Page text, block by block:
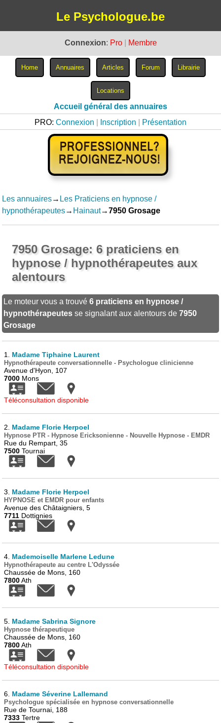
Le Psychologue.be
Connexion: Pro Membre
Accueil général des annuaires
PRO: Connexion Inscription Présentation
Les annuaires→ Les Praticiens en hypnose /
hypnothérapeutes→ Hainaut→7950 Grosage
7950 Grosage: 6 praticiens en
hypnose / hypnothérapeutes aux
alentours
Le moteur vous a trouvé6 praticiens en hypnose /
hypnothérapeutes se signalant aux alentours de7950
Grosage
1. Madame Tiphaine Laurent
Hypnothérapeute conversationnelle - Psychologue clinicienne
Avenue d'Hyon, 107
7000 Mons
Téléconsultation disponible
2. Madame Florie Herpoel
Hypnose PTR - Hypnose Ericksonienne - Nouvelle Hypnose - EMDR
Rue du Rempart, 35
7500 Tournai
3. Madame Florie Herpoel
HYPNOSE et EMDR pour enfants
Avenue des Châtaigniers, 5
7711 Dottignies
4. Mademoiselle Marlene Ledune
Hypnothérapeute au centre L'Odyssée
Chaussée de Mons, 160
7800Ath
5. Madame Sabrina Signore
Hypnose thérapeutique
Chaussée de Mons, 160
7800Ath
Téléconsultation disponible
6. Madame Séverine Lallemand
Psychologue spécialisée en hypnose conversationnelle
Rue de Tournai, 188
7333 Tertre